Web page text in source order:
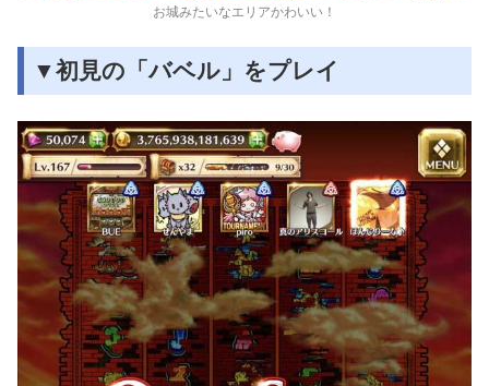
お城みたいなエリアかわいい！
▼初見の「バベル」をプレイ